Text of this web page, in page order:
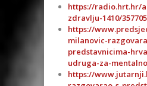
https://radio.hrt.hr/
zdravlju-1410/
https://
milanovic-
predstavnicima-
udruga-za-
https://